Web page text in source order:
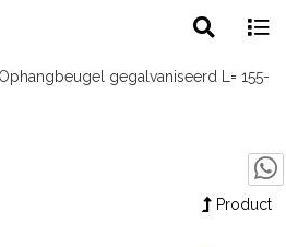
search
gegalvaniseerd L= 155-
Product